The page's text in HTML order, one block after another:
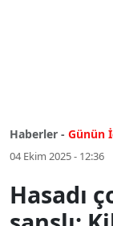
Haberler - Günün
04 Ekim 2025 - 12:36
Hasadı